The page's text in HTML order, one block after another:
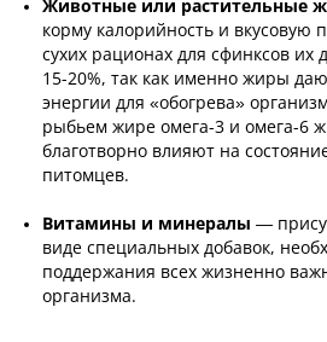
Животные или растительные
корму калорийность и вкусовую
сухих рационах для сфинксов
15-20%, так как именно жиры
энергии для «обогрева»
рыбьем жире омега-3 и омега-6
благотворно влияют на
питомцев.
Витамины и минералы —
виде специальных добавок,
поддержания всех жизненно
организма.